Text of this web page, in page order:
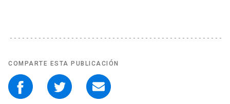
COMPARTE ESTA PUBLICACIÓN